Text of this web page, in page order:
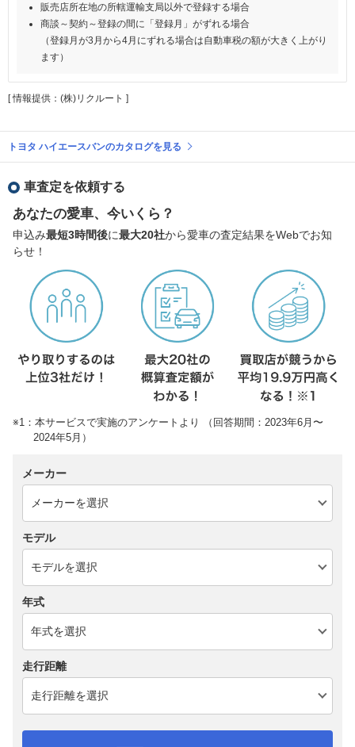
販売店所在地の所轄運輸支局以外で登録する場合
商談～契約～登録の間に「登録月」がずれる場合
（登録月が3月から4月にずれる場合は自動車税の額が大きく上がり
ます）
[ 情報提供：(株)リクルート ]
トヨタ ハイエースバンのカタログを見る
車査定を依頼する
あなたの愛車、今いくら？
申込み最短3時間後に最大20社から愛車の査定結果をWebでお知
らせ！
※1：本サービスで実施のアンケートより （回答期間：2023年6月〜
2024年5月）
メーカー
モデル
年式
走行距離